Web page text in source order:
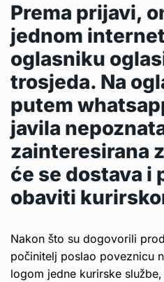
Prema prijavi,
jednom
oglasniku
trosjeda. Na
putem
javila
zainteresirana
će se dostava i
obaviti
Nakon što su dogovorili
počinitelj poslao poveznicu
logom jedne kurirske